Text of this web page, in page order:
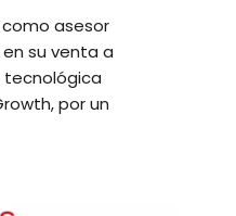
asesor
su venta a
tecnológica
por un